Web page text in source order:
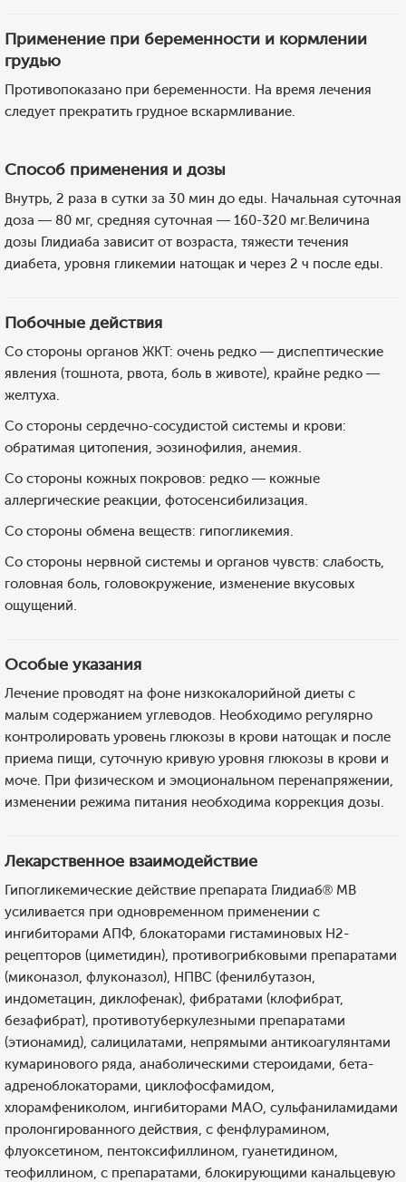
Применение при беременности и кормлении
грудью
Противопоказано при беременности. На время лечения
следует прекратить грудное вскармливание.
Способ применения и дозы
Внутрь, 2 раза в сутки за 30 мин до еды. Начальная суточная
доза — 80 мг, средняя суточная — 160-320 мг.Величина
дозы Глидиаба зависит от возраста, тяжести течения
диабета, уровня гликемии натощак и через 2 ч после еды.
Побочные действия
Со стороны органов ЖКТ: очень редко — диспептические
явления (тошнота, рвота, боль в животе), крайне редко —
желтуха.
Со стороны сердечно-сосудистой системы и крови:
обратимая цитопения, эозинофилия, анемия.
Со стороны кожных покровов: редко — кожные
аллергические реакции, фотосенсибилизация.
Со стороны обмена веществ: гипогликемия.
Со стороны нервной системы и органов чувств: слабость,
головная боль, головокружение, изменение вкусовых
ощущений.
Особые указания
Лечение проводят на фоне низкокалорийной диеты с
малым содержанием углеводов. Необходимо регулярно
контролировать уровень глюкозы в крови натощак и после
приема пищи, суточную кривую уровня глюкозы в крови и
моче. При физическом и эмоциональном перенапряжении,
изменении режима питания необходима коррекция дозы.
Лекарственное взаимодействие
Гипогликемические действие препарата Глидиаб® МВ
усиливается при одновременном применении с
ингибиторами АПФ, блокаторами гистаминовых Н2-
рецепторов (циметидин), противогрибковыми препаратами
(миконазол, флуконазол), НПВС (фенилбутазон,
индометацин, диклофенак), фибратами (клофибрат,
безафибрат), противотуберкулезными препаратами
(этионамид), салицилатами, непрямыми антикоагулянтами
кумаринового ряда, анаболическими стероидами, бета-
адреноблокаторами, циклофосфамидом,
хлорамфениколом, ингибиторами МАО, сульфаниламидами
пролонгированного действия, с фенфлурамином,
флуоксетином, пентоксифиллином, гуанетидином,
теофиллином, с препаратами, блокирующими канальцевую